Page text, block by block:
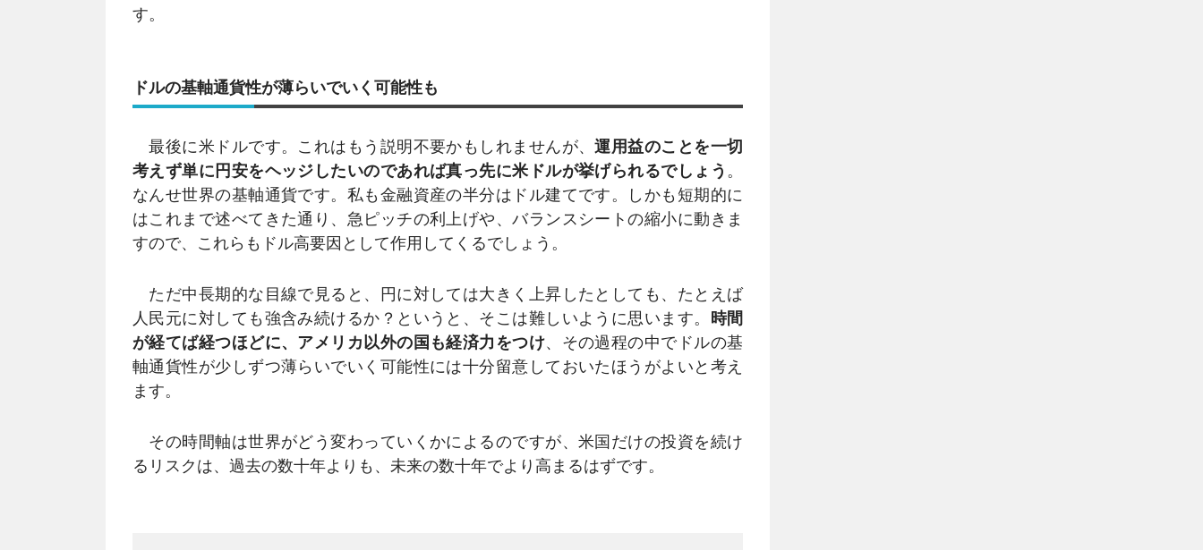
す。
ドルの基軸通貨性が薄らいでいく可能性も
最後に米ドルです。これはもう説明不要かもしれませんが、運用益のことを一切
考えず単に円安をヘッジしたいのであれば真っ先に米ドルが挙げられるでしょう 。
なんせ世界の基軸通貨です。私も金融資産の半分はドル建てです。しかも短期的に
はこれまで述べてきた通り、急ピッチの利上げや、バランスシートの縮小に動きま
すので、これらもドル高要因として作用してくるでしょう。
ただ中長期的な目線で見ると、円に対しては大きく上昇したとしても、たとえば
人民元に対しても強含み続けるか？というと、そこは難しいように思います。
時間
が経てば経つほどに、アメリカ以外の国も経済力をつけ、その過程の中でドルの基
軸通貨性が少しずつ薄らいでいく可能性には十分留意しておいたほうがよいと考え
ます。
その時間軸は世界がどう変わっていくかによるのですが、米国だけの投資を続け
るリスクは、過去の数十年よりも、未来の数十年でより高まるはずです。